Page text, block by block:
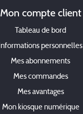
Mon compte client
Tableau de bord
Informations personnelles
Mes abonnements
Mes commandes
Mes avantages
Mon kiosque numérique